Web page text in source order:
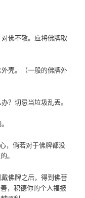
佛不敬。应将佛牌取
壳。（一般的佛牌外
？切忌当垃圾乱丢。
，倘若对于佛牌都没
。
佛牌之后，得到佛菩
，积德你的个人福报